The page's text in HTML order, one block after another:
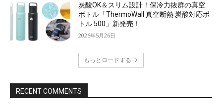
炭酸OK＆スリム設計！保冷力抜群の真空
ボトル「ThermoWall 真空断熱 炭酸対応ボ
トル 500」新発売！
2026年5月26日
もっとロードする
RECENT COMMENTS